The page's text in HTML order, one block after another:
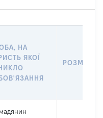
НА
ЯКОЇ
РОЗМІР